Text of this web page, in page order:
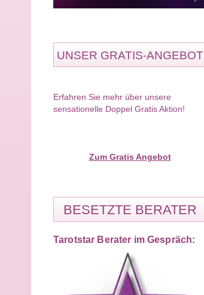
UNSER GRATIS-ANGEBOT
Erfahren Sie mehr über unsere
sensationelle Doppel Gratis Aktion!
Zum Gratis Angebot
BESETZTE BERATER
Tarotstar Berater im Gespräch: